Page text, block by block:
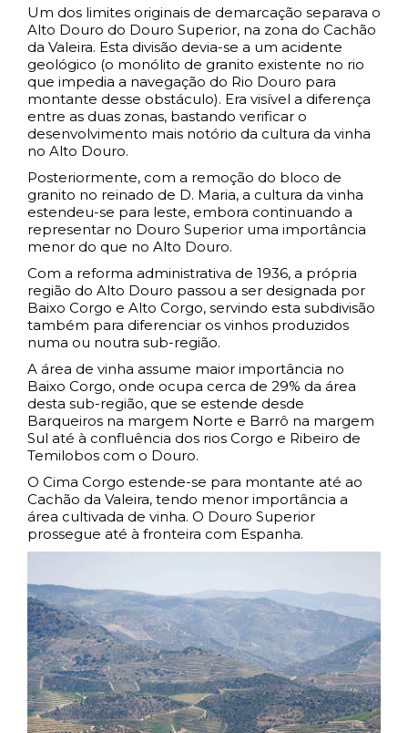
Um dos limites originais de demarcação separava o
Alto Douro do Douro Superior, na zona do Cachão
da Valeira. Esta divisão devia-se a um acidente
geológico (o monólito de granito existente no rio
que impedia a navegação do Rio Douro para
montante desse obstáculo). Era visível a diferença
entre as duas zonas, bastando verificar o
desenvolvimento mais notório da cultura da vinha
no Alto Douro.
Posteriormente, com a remoção do bloco de
granito no reinado de D. Maria, a cultura da vinha
estendeu-se para leste, embora continuando a
representar no Douro Superior uma importância
menor do que no Alto Douro.
Com a reforma administrativa de 1936, a própria
região do Alto Douro passou a ser designada por
Baixo Corgo e Alto Corgo, servindo esta subdivisão
também para diferenciar os vinhos produzidos
numa ou noutra sub-região.
A área de vinha assume maior importância no
Baixo Corgo, onde ocupa cerca de 29% da área
desta sub-região, que se estende desde
Barqueiros na margem Norte e Barrô na margem
Sul até à confluência dos rios Corgo e Ribeiro de
Temilobos com o Douro.
O Cima Corgo estende-se para montante até ao
Cachão da Valeira, tendo menor importância a
área cultivada de vinha. O Douro Superior
prossegue até à fronteira com Espanha.